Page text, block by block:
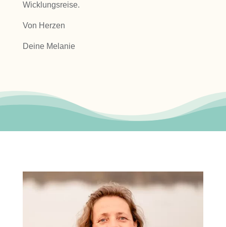
Wicklungsreise.
Von Herzen
Deine Melanie